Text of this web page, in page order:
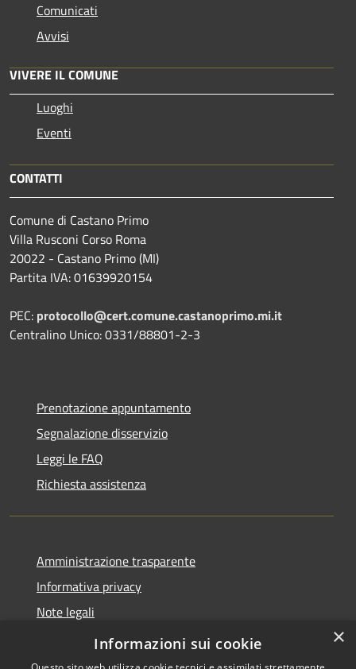
Comunicati
Avvisi
VIVERE IL COMUNE
Luoghi
Eventi
CONTATTI
Comune di Castano Primo
Villa Rusconi Corso Roma
20022 - Castano Primo (MI)
Partita IVA: 01639920154
PEC: protocollo@cert.comune.castanoprimo.mi.it
Centralino Unico: 0331/88801-2-3
Prenotazione appuntamento
Segnalazione disservizio
Leggi le FAQ
Richiesta assistenza
Amministrazione trasparente
Informativa privacy
Note legali
Dichiarazione di accessibilità
×
Informazioni sui cookie